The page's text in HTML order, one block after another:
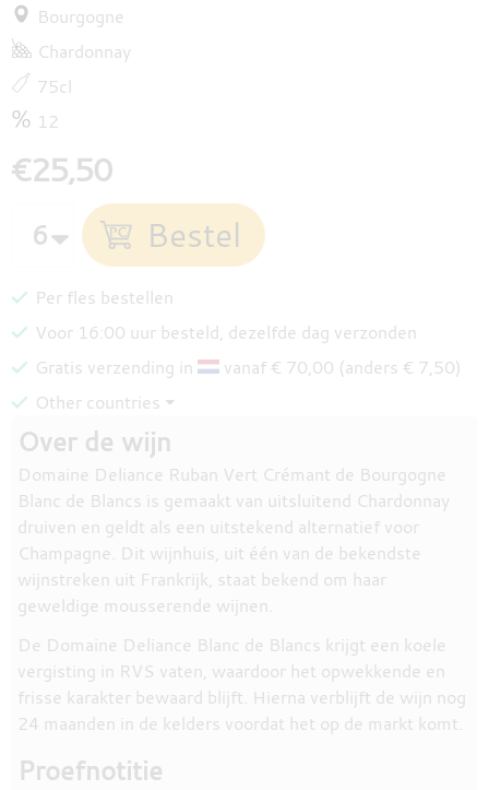
Bourgogne
Chardonnay
75cl
12
€25,50
Per fles bestellen
Voor 16:00 uur besteld, dezelfde dag verzonden
Gratis verzending in
vanaf € 70,00 (anders € 7,50)
Other countries ⏷
Over de wijn
Domaine Deliance Ruban Vert Crémant de Bourgogne
Blanc de Blancs is gemaakt van uitsluitend Chardonnay
druiven en geldt als een uitstekend alternatief voor
Champagne. Dit wijnhuis, uit één van de bekendste
wijnstreken uit Frankrijk, staat bekend om haar
geweldige mousserende wijnen.
De Domaine Deliance Blanc de Blancs krijgt een koele
vergisting in RVS vaten, waardoor het opwekkende en
frisse karakter bewaard blijft. Hierna verblijft de wijn nog
24 maanden in de kelders voordat het op de markt komt.
Proefnotitie